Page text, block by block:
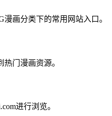
画分类下的常用网站入口。
门漫画资源。
进行浏览。